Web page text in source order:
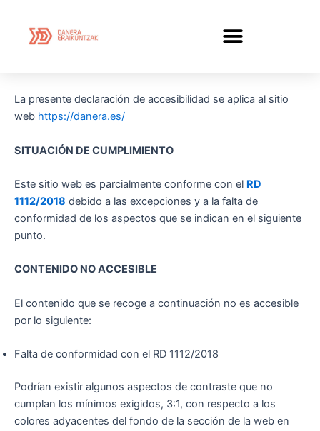
contenido
La presente declaración de accesibilidad se aplica al sitio
web https://danera.es/
SITUACIÓN DE CUMPLIMIENTO
Este sitio web es parcialmente conforme con el RD
1112/2018 debido a las excepciones y a la falta de
conformidad de los aspectos que se indican en el siguiente
punto.
CONTENIDO NO ACCESIBLE
El contenido que se recoge a continuación no es accesible
por lo siguiente:
Falta de conformidad con el RD 1112/2018
Podrían existir algunos aspectos de contraste que no
cumplan los mínimos exigidos, 3:1, con respecto a los
colores adyacentes del fondo de la sección de la web en